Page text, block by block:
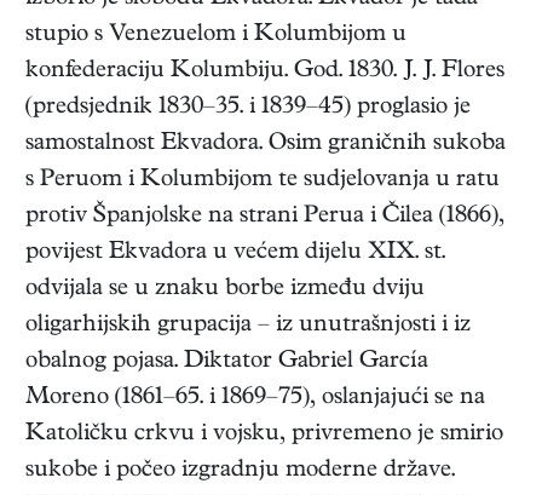
stupio s Venezuelom i Kolumbijom u
konfederaciju Kolumbiju. God. 1830. J. J. Flores
(predsjednik 1830–35. i 1839–45) proglasio je
samostalnost Ekvadora. Osim graničnih sukoba
s Peruom i Kolumbijom te sudjelovanja u ratu
protiv Španjolske na strani Perua i Čilea (1866),
povijest Ekvadora u većem dijelu XIX. st.
odvijala se u znaku borbe između dviju
oligarhijskih grupacija – iz unutrašnjosti i iz
obalnog pojasa. Diktator Gabriel García
Moreno (1861–65. i 1869–75), oslanjajući se na
Katoličku crkvu i vojsku, privremeno je smirio
sukobe i počeo izgradnju moderne države.